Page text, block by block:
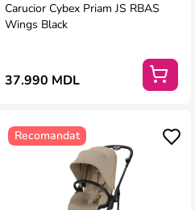
Carucior Cybex Priam JS RBAS
Wings Black
37.990 MDL
Recomandat